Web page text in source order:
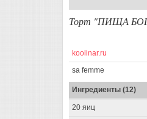
Торт "ПИЩА
koolinar.ru
sa femme
Ингредиенты (12)
20 яиц